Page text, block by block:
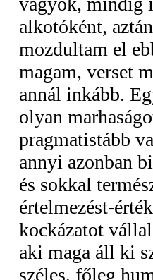
alkotóként,
mozdultam el
magam, verset
annál inkább.
olyan
pragmatistább
annyi azonban
és sokkal
értelmezést-
kockázatot
aki maga áll ki
széles, főleg